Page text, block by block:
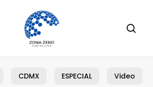
CDMX ESPECIAL Video